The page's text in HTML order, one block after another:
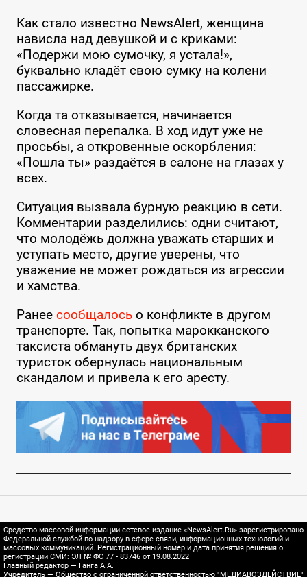
Как стало известно NewsAlert, женщина
нависла над девушкой и с криками:
«Подержи мою сумочку, я устала!»,
буквально кладёт свою сумку на колени
пассажирке.
Когда та отказывается, начинается
словесная перепалка. В ход идут уже не
просьбы, а откровенные оскорбления:
«Пошла ты» раздаётся в салоне на глазах у
всех.
Ситуация вызвала бурную реакцию в сети.
Комментарии разделились: одни считают,
что молодёжь должна уважать старших и
уступать место, другие уверены, что
уважение не может рождаться из агрессии
и хамства.
Ранее сообщалосьо конфликте в другом
транспорте. Так, попытка марокканского
таксиста обмануть двух британских
туристок обернулась национальным
скандалом и привела к его аресту.
Средство массовой информации сетевое издание «NewsAlert.Ru» зарегистрировано
Федеральной службой по надзору в сфере связи, информационных технологий и
массовых коммуникаций. Регистрационный номер и дата принятия решения о
регистрации СМИ: ЭЛ № ФС 77 - 83746 от 19.08.2022
Главный редактор — Ганга А.А.
Учредитель — Общество с ограниченной ответственностью "МЕДИАВОЗДЕЙСТВИЕ"